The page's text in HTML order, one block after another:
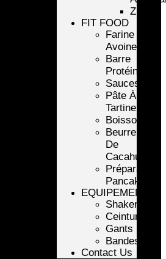
ZMA
FIT FOOD
Farine
Avoine/Riz
Barre
Protéinée
Sauces
Pâte À
Tartiner
Boissons
Beurre
De
Cacahuète
Préparation
Pancake
EQUIPEMENTS
Shakers
Ceintures
Gants
Bandes
Contact Us